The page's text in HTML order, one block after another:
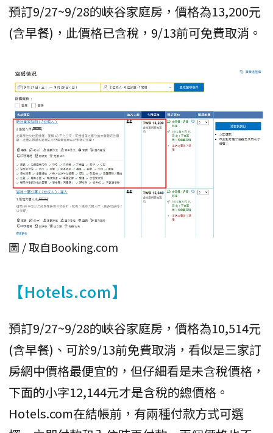
預訂9/27~9/28的峽谷家庭房，價格為13,200元
(含早餐)，此價格已含稅，9/13前可免費取消。
圖 / 取自Booking.com
【Hotels.com】
預訂9/27~9/28的峽谷家庭房，價格為10,514元
(含早餐)、可於9/13前免費取消，看似是三家訂
房網中價格最便宜的，但仔細看是未含稅價格，
下面的小字12,144元才是含稅的總價格。
Hotels.com在結帳前，有兩種付款方式可選